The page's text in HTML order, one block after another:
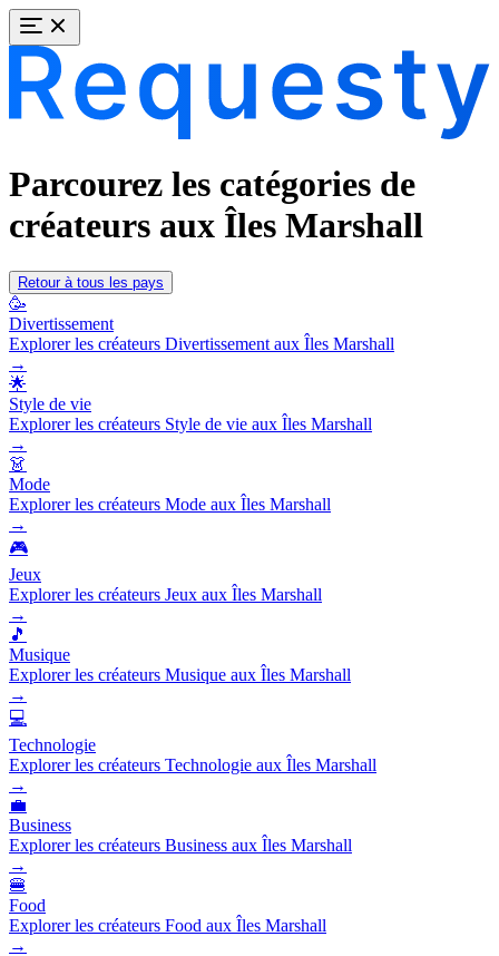
Parcourez les catégories de
créateurs aux Îles Marshall
Retour à tous les pays
🥳
Divertissement
Explorer les créateurs Divertissement aux Îles Marshall
→
🌟
Style de vie
Explorer les créateurs Style de vie aux Îles Marshall
→
👗
Mode
Explorer les créateurs Mode aux Îles Marshall
→
🎮
Jeux
Explorer les créateurs Jeux aux Îles Marshall
→
🎵
Musique
Explorer les créateurs Musique aux Îles Marshall
→
💻
Technologie
Explorer les créateurs Technologie aux Îles Marshall
→
💼
Business
Explorer les créateurs Business aux Îles Marshall
→
🍔
Food
Explorer les créateurs Food aux Îles Marshall
→